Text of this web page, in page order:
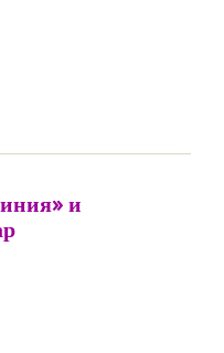
и